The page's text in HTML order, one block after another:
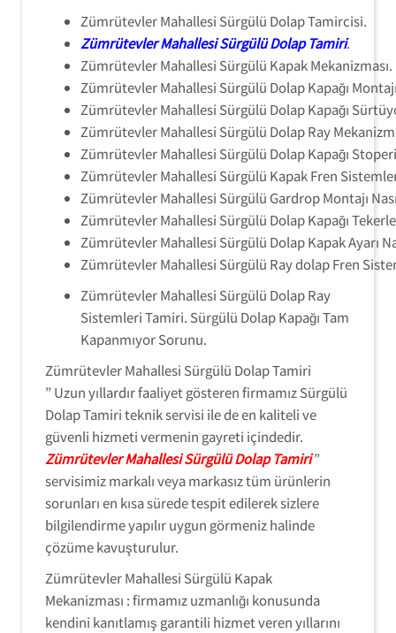
Zümrütevler Mahallesi Sürgülü Dolap Tamircisi.
Zümrütevler Mahallesi Sürgülü Dolap Tamiri.
Zümrütevler Mahallesi Sürgülü Kapak Mekanizması.
Zümrütevler Mahallesi Sürgülü Dolap Kapağı
Zümrütevler Mahallesi Sürgülü Dolap Kapağı
Zümrütevler Mahallesi Sürgülü Dolap Ray
Zümrütevler Mahallesi Sürgülü Dolap Kapağı
Zümrütevler Mahallesi Sürgülü Kapak Fren
Zümrütevler Mahallesi Sürgülü Gardrop Montajı
Zümrütevler Mahallesi Sürgülü Dolap Kapağı
Zümrütevler Mahallesi Sürgülü Dolap Kapak Ayarı
Zümrütevler Mahallesi Sürgülü Ray dolap Fren
Zümrütevler Mahallesi Sürgülü Dolap Ray
Sistemleri Tamiri. Sürgülü Dolap Kapağı Tam
Kapanmıyor Sorunu.
Zümrütevler Mahallesi Sürgülü Dolap Tamiri
” Uzun yıllardır faaliyet gösteren firmamız Sürgülü
Dolap Tamiri teknik servisi ile de en kaliteli ve
güvenli hizmeti vermenin gayreti içindedir.
Zümrütevler Mahallesi Sürgülü Dolap Tamiri”
servisimiz markalı veya markasız tüm ürünlerin
sorunları en kısa sürede tespit edilerek sizlere
bilgilendirme yapılır uygun görmeniz halinde
çözüme kavuşturulur.
Zümrütevler Mahallesi Sürgülü Kapak
Mekanizması : firmamız uzmanlığı konusunda
kendini kanıtlamış garantili hizmet veren yıllarını